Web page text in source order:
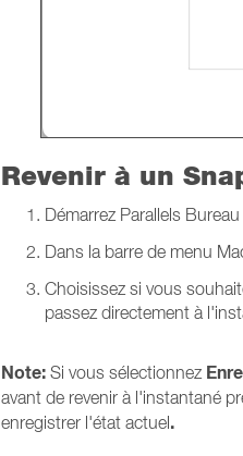
Revenir à un
Démarrez Parallels
Dans la barre de menu
Choisissez si vous
passez directement à
Note: Si vous sélectionnez
avant de revenir à l'instantané
enregistrer l'état actuel.